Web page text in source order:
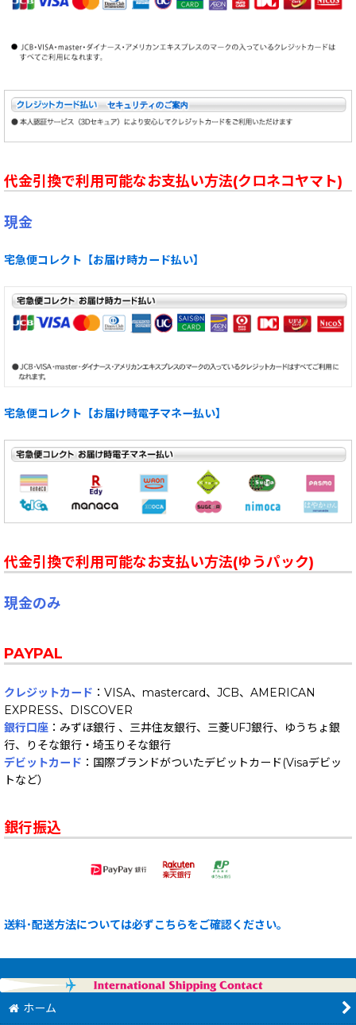
代金引換で利用可能なお支払い方法(クロネコヤマト)
現金
宅急便コレクト【お届け時カード払い】
宅急便コレクト【お届け時電子マネー払い】
代金引換で利用可能なお支払い方法(ゆうパック)
現金のみ
PAYPAL
クレジットカード ：VISA、mastercard、JCB、AMERICAN
EXPRESS、DISCOVER
銀行口座 ：みずほ銀行 、三井住友銀行、三菱UFJ銀行、ゆうちょ銀
行、りそな銀行・埼玉りそな銀行
デビットカード ：国際ブランドがついたデビットカード(Visaデビッ
トなど）
銀行振込
送料･配送方法については必ずこちらをご確認ください。
ホーム